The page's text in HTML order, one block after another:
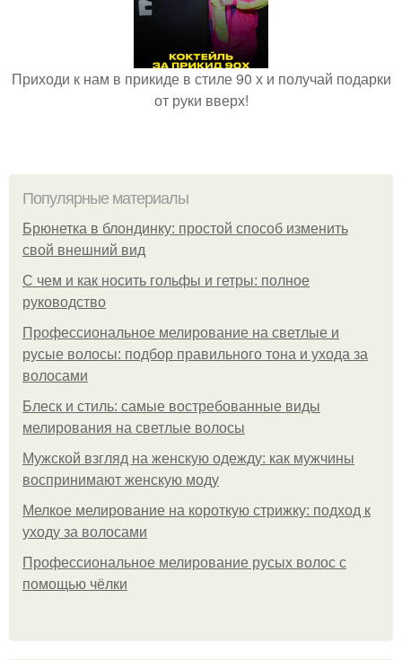
Приходи к нам в прикиде в стиле 90 х и получай подарки
от руки вверх!
Популярные материалы
Брюнетка в блондинку: простой способ изменить
свой внешний вид
С чем и как носить гольфы и гетры: полное
руководство
Профессиональное мелирование на светлые и
русые волосы: подбор правильного тона и ухода за
волосами
Блеск и стиль: самые востребованные виды
мелирования на светлые волосы
Мужской взгляд на женскую одежду: как мужчины
воспринимают женскую моду
Мелкое мелирование на короткую стрижку: подход к
уходу за волосами
Профессиональное мелирование русых волос с
помощью чёлки